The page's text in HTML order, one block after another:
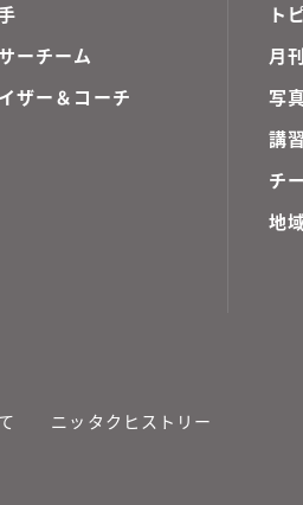
ーチーム
ザー＆コーチ
ト
月
写
講
チ
地
ニッタクヒストリー